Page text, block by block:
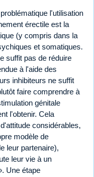
l'utilisation
érectile est la
(y compris dans la
et somatiques.
suffit pas de réduire
à l'aide des
inhibiteurs ne suffit
faire comprendre à
génitale
l'obtenir. Cela
considérables,
modèle de
leur partenaire),
leur vie à un
Une étape